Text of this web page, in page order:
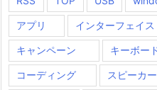
アプリ インターフェイス
キャンペーン キーボー
コーディング スピーカー